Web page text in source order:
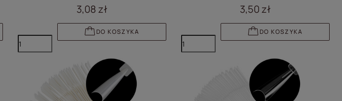
3,08 zł
DO KOSZYKA
3,50 zł
DO KOSZYKA